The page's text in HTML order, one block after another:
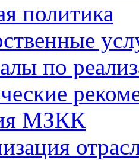
политика
по
МЗКК